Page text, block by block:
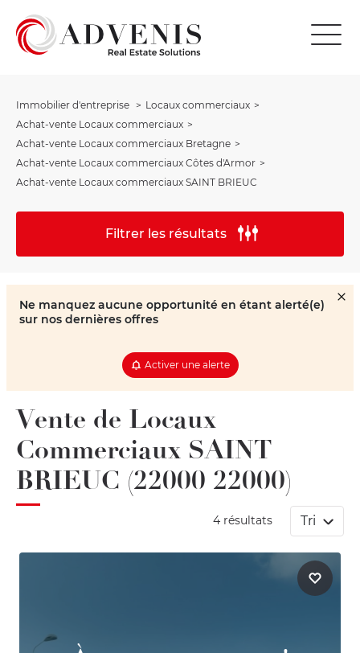
Immobilier d'entreprise
Locaux commerciaux
Achat-vente Locaux commerciaux
Achat-vente Locaux commerciaux Bretagne
Achat-vente Locaux commerciaux Côtes d'Armor
Achat-vente Locaux commerciaux SAINT BRIEUC
Filtrer les résultats
Ne manquez aucune opportunité en étant alerté(e)
sur nos dernières offres
Activer une alerte
Vente de Locaux
Commerciaux SAINT
BRIEUC (22000 22000)
4 résultats Tri